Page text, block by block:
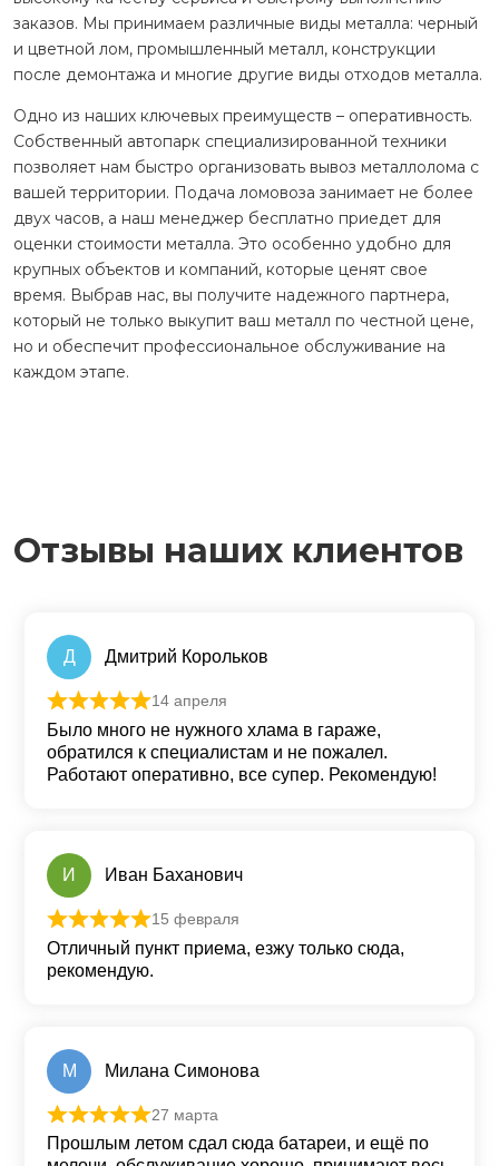
заказов. Мы принимаем различные виды металла: черный
и цветной лом, промышленный металл, конструкции
после демонтажа и многие другие виды отходов металла.
Одно из наших ключевых преимуществ – оперативность.
Собственный автопарк специализированной техники
позволяет нам быстро организовать вывоз металлолома с
вашей территории. Подача ломовоза занимает не более
двух часов, а наш менеджер бесплатно приедет для
оценки стоимости металла. Это особенно удобно для
крупных объектов и компаний, которые ценят свое
время. Выбрав нас, вы получите надежного партнера,
который не только выкупит ваш металл по честной цене,
но и обеспечит профессиональное обслуживание на
каждом этапе.
Отзывы наших клиентов
Д Дмитрий Корольков
Оценка из 5
14 апреля
Было много не нужного хлама в гараже,
обратился к специалистам и не пожалел.
Работают оперативно, все супер. Рекомендую!
И Иван Баханович
Оценка из 5
15 февраля
Отличный пункт приема, езжу только сюда,
рекомендую.
М Милана Симонова
Оценка из 5
27 марта
Прошлым летом сдал сюда батареи, и ещё по